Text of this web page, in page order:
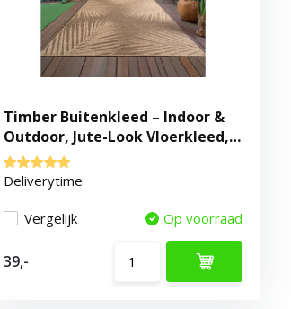
Timber Buitenkleed – Indoor &
Outdoor, Jute-Look Vloerkleed,
Weerbestendig, Tuin,
Balkonkleed - Bruin
Deliverytime
Vergelijk Op voorraad
39,-